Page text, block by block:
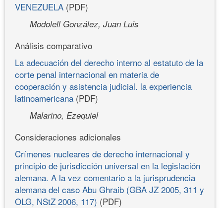
VENEZUELA (PDF)
Modolell González, Juan Luis
Análisis comparativo
La adecuación del derecho interno al estatuto de la
corte penal internacional en materia de
cooperación y asistencia judicial. la experiencia
latinoamericana (PDF)
Malarino, Ezequiel
Consideraciones adicionales
Crímenes nucleares de derecho internacional y
principio de jurisdicción universal en la legislación
alemana. A la vez comentario a la jurisprudencia
alemana del caso Abu Ghraib (GBA JZ 2005, 311 y
OLG, NStZ 2006, 117) (PDF)